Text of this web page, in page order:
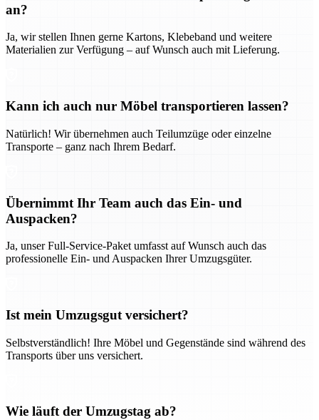
an?
Ja, wir stellen Ihnen gerne Kartons, Klebeband und weitere
Materialien zur Verfügung – auf Wunsch auch mit Lieferung.
Kann ich auch nur Möbel transportieren lassen?
Natürlich! Wir übernehmen auch Teilumzüge oder einzelne
Transporte – ganz nach Ihrem Bedarf.
Übernimmt Ihr Team auch das Ein- und
Auspacken?
Ja, unser Full-Service-Paket umfasst auf Wunsch auch das
professionelle Ein- und Auspacken Ihrer Umzugsgüter.
Ist mein Umzugsgut versichert?
Selbstverständlich! Ihre Möbel und Gegenstände sind während des
Transports über uns versichert.
Wie läuft der Umzugstag ab?